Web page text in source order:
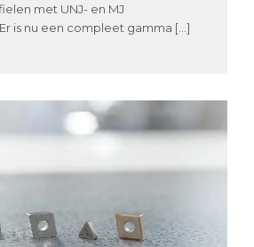
met UNJ- en MJ
is nu een compleet gamma […]